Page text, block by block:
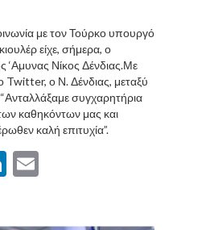
με τον Τούρκο υπουργό
είχε, σήμερα, ο
‘Αμυνας Νίκος Δένδιας.Με
Twitter, ο Ν. Δένδιας, μεταξύ
συγχαρητήρια
καθηκόντων μας και
καλή επιτυχία”.
LinkedIn